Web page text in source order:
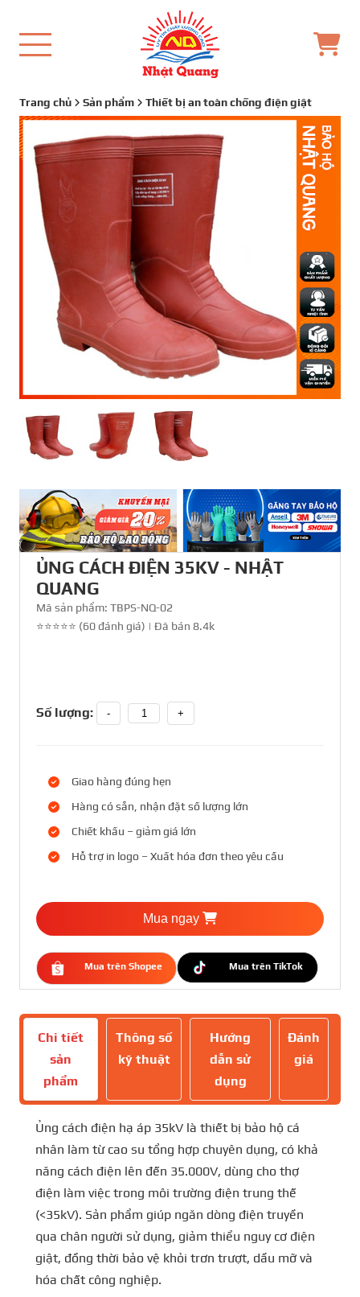
Trang chủ Sản phẩm Thiết bị an toàn chống điện giật
ỦNG CÁCH ĐIỆN 35KV - NHẬT
QUANG
Mã sản phẩm: TBPS-NQ-02
⭐⭐⭐⭐⭐ (60 đánh giá) | Đã bán 8.4k
Số lượng: - +
Giao hàng đúng hẹn
Hàng có sẵn, nhận đặt số lượng lớn
Chiết khấu – giảm giá lớn
Hỗ trợ in logo – Xuất hóa đơn theo yêu cầu
Mua ngay
Mua trên Shopee Mua trên TikTok
Chi tiết
sản
phẩm
Thông số
kỹ thuật
Hướng
dẫn sử
dụng
Đánh
giá
Ủng cách điện hạ áp 35kV là thiết bị bảo hộ cá
nhân làm từ cao su tổng hợp chuyên dụng, có khả
năng cách điện lên đến 35.000V, dùng cho thợ
điện làm việc trong môi trường điện trung thế
(<35kV). Sản phẩm giúp ngăn dòng điện truyền
qua chân người sử dụng, giảm thiểu nguy cơ điện
giật, đồng thời bảo vệ khỏi trơn trượt, dầu mỡ và
hóa chất công nghiệp.